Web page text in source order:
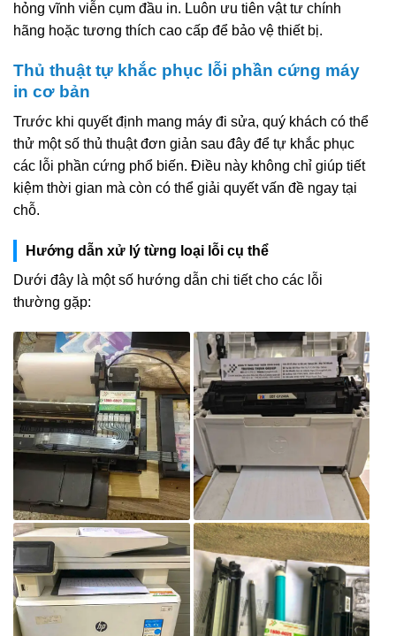
hỏng vĩnh viễn cụm đầu in. Luôn ưu tiên vật tư chính
hãng hoặc tương thích cao cấp để bảo vệ thiết bị.
Thủ thuật tự khắc phục lỗi phần cứng máy
in cơ bản
Trước khi quyết định mang máy đi sửa, quý khách có thể
thử một số thủ thuật đơn giản sau đây để tự khắc phục
các lỗi phần cứng phổ biến. Điều này không chỉ giúp tiết
kiệm thời gian mà còn có thể giải quyết vấn đề ngay tại
chỗ.
Hướng dẫn xử lý từng loại lỗi cụ thể
Dưới đây là một số hướng dẫn chi tiết cho các lỗi
thường gặp: